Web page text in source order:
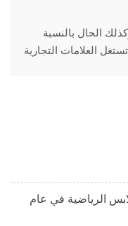
الحال بالنسبة
العلامات التجارية
للانطلاق؟
الرياضية في عام